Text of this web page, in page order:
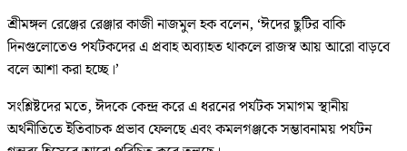
শ্রীমঙ্গল রেঞ্জের রেঞ্জার কাজী নাজমুল হক বলেন, ‘ঈদের ছুটির বাকি
দিনগুলোতেও পর্যটকদের এ প্রবাহ অব্যাহত থাকলে রাজস্ব আয় আরো বাড়বে
বলে আশা করা হচ্ছে।’
সংশ্লিষ্টদের মতে, ঈদকে কেন্দ্র করে এ ধরনের পর্যটক সমাগম স্থানীয়
অর্থনীতিতে ইতিবাচক প্রভাব ফেলছে এবং কমলগঞ্জকে সম্ভাবনাময় পর্যটন